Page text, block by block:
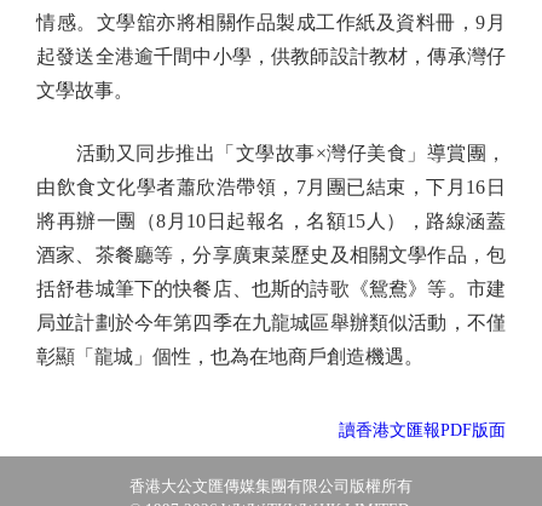
情感。文學舘亦將相關作品製成工作紙及資料冊，9月
起發送全港逾千間中小學，供教師設計教材，傳承灣仔
文學故事。
活動又同步推出「文學故事×灣仔美食」導賞團，
由飲食文化學者蕭欣浩帶領，7月團已結束，下月16日
將再辦一團（8月10日起報名，名額15人），路線涵蓋
酒家、茶餐廳等，分享廣東菜歷史及相關文學作品，包
括舒巷城筆下的快餐店、也斯的詩歌《鴛鴦》等。市建
局並計劃於今年第四季在九龍城區舉辦類似活動，不僅
彰顯「龍城」個性，也為在地商戶創造機遇。
讀香港文匯報PDF版面
香港大公文匯傳媒集團有限公司版權所有